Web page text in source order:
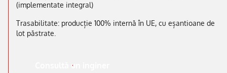
(implementate integral)
Trasabilitate: producție 100% internă în UE, cu eșantioane de
lot păstrate.
Consultă un inginer